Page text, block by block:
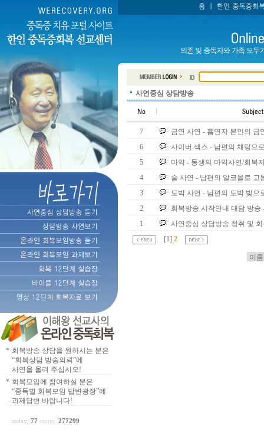
* 회복방송 상담을 원하시는 분은
“회복상담 방송의뢰”에
사연을 올려 주십시오!
* 회복모임에 참여하실 분은
“중독별 회복모임 답변광장”에
과제답변 바랍니다!
today_ 77 count_ 277299
사연중심 상담방송
7
금연 사연 - 흡연자 본인의 금
6
사이버 섹스 - 남편의 채팅으
5
마약 - 동생의 마약사연/회복
4
술 사연 - 남편의 알코올로 고
3
도박 사연 - 남편의 도박 빚으
2
회복방송 시작안내 대담 방
1
사연중심 상담방송 청취 및
[1] 2